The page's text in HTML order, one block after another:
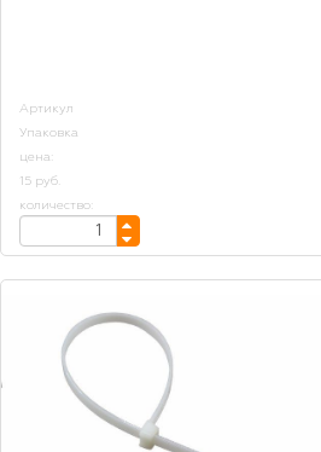
Артикул
Упаковка
цена:
15 руб.
количество: